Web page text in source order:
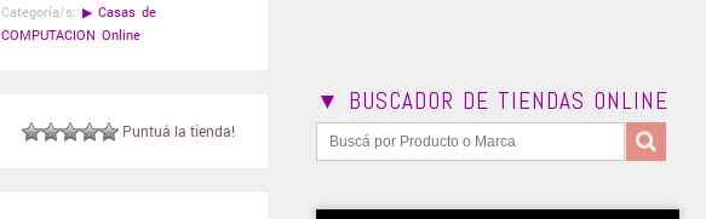
Categoría/s: ▶ Casas de
COMPUTACION Online
Puntuá la tienda!
▼ BUSCADOR DE TIENDAS ONLINE